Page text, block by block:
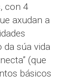
con 4
axudan a
da súa vida
(que
básicos